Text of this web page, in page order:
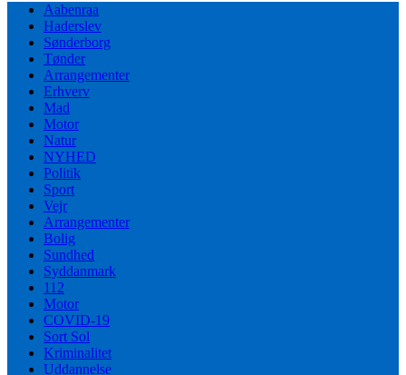
Aabenraa
Haderslev
Sønderborg
Tønder
Arrangementer
Erhverv
Mad
Motor
Natur
NYHED
Politik
Sport
Vejr
Arrangementer
Bolig
Sundhed
Syddanmark
112
Motor
COVID-19
Sort Sol
Kriminalitet
Uddannelse